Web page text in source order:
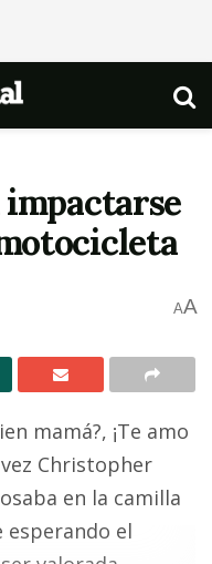
impactarse
AA
mamá?, ¡Te amo
Christopher
en la camilla
esperando el